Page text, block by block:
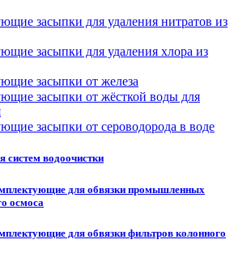
засыпки для удаления нитратов из
засыпки для удаления хлора из
засыпки от железа
засыпки от жёсткой воды для
засыпки от сероводорода в воде
систем водоочистки
для обвязки промышленных
осмоса
для обвязки фильтров колонного